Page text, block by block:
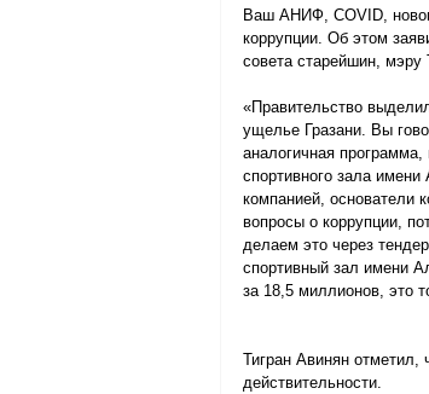
Ваш АНИФ, COVID,
коррупции. Об этом
совета старейшин, мэру
«Правительство
ущелье Гразани. Вы
аналогичная
спортивного зала
компанией, основатели
вопросы о коррупции,
делаем это через
спортивный зал имени
за 18,5 миллионов, это
Тигран Авинян отметил,
действительности.